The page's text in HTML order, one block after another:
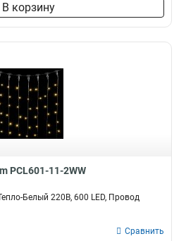
В корзину
PCL601-11-2WW
Белый 220В, 600 LED, Провод
Сравнить